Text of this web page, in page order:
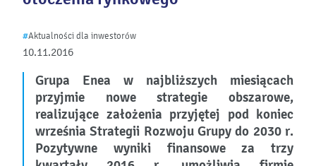
10.11.2016
#Aktualności dla inwestorów
Grupa Enea w najbliższych miesiącach
przyjmie nowe strategie obszarowe,
realizujące założenia przyjętej pod koniec
września Strategii Rozwoju Grupy do 2030 r.
Pozytywne wyniki finansowe za trzy